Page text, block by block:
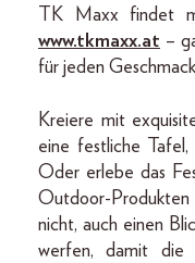
TK Maxx findet
www.tkmaxx.at –
für jeden
Kreiere mit
eine festliche
Oder erlebe das
Outdoor-Produkten
nicht, auch einen
werfen, damit die